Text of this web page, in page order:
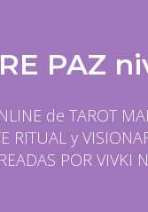
PAZ
de TAROT
RITUAL y
POR VIVKI